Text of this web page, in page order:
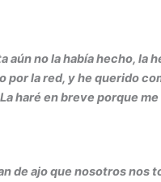
aún no la había hecho, la
por la red, y he querido
haré en breve porque
de ajo que nosotros nos